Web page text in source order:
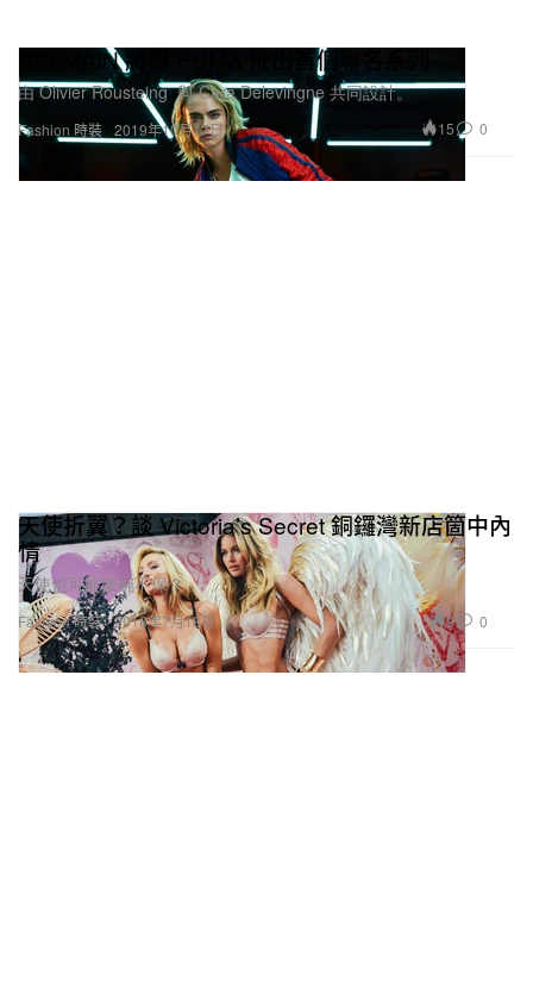
Fashion 時裝
BALMAIN 將與 PUMA 推出首個聯名系列
由 Olivier Rousteing 與 Cara Delevingne 共同設計。
2019年10月17日 15 0
Fashion 時裝
天使折翼？談 Victoria’s Secret 銅鑼灣新店箇中內
情
天使也可能飯碗不保？
2018年7月18日 9 0